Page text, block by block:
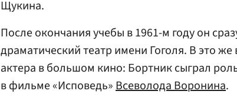
Щукина.
После окончания учебы в 1961-м году он
драматический театр имени Гоголя. В это
актера в большом кино: Бортник сыграл
в фильме «Исповедь»Всеволода Воронина.